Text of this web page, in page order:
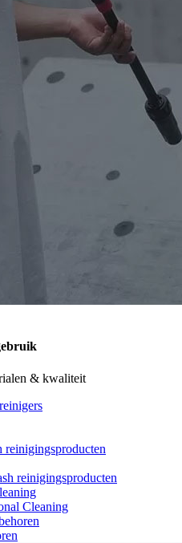
& kwaliteit
reinigingsproducten
reinigingsproducten
Cleaning